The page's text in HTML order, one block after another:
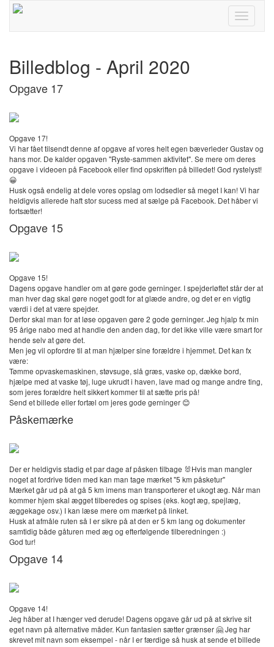
Toggle
Billedblog - April 2020
Opgave 17
Opgave 17!
Vi har fået tilsendt denne af opgave af vores helt egen bæverleder Gustav og
hans mor. De kalder opgaven "Ryste-sammen aktivitet". Se mere om deres
opgave i videoen på Facebook eller find opskriften på billedet! God rystelyst!
😀
Husk også endelig at dele vores opslag om lodsedler så meget I kan! Vi har
heldigvis allerede haft stor sucess med at sælge på Facebook. Det håber vi
fortsætter!
Opgave 15
Opgave 15!
Dagens opgave handler om at gøre gode gerninger. I spejderløftet står der at
man hver dag skal gøre noget godt for at glæde andre, og det er en vigtig
værdi i det at være spejder.
Derfor skal man for at løse opgaven gøre 2 gode gerninger. Jeg hjalp fx min
95 årige nabo med at handle den anden dag, for det ikke ville være smart for
hende selv at gøre det.
Men jeg vil opfordre til at man hjælper sine forældre i hjemmet. Det kan fx
være:
Tømme opvaskemaskinen, støvsuge, slå græs, vaske op, dække bord,
hjælpe med at vaske tøj, luge ukrudt i haven, lave mad og mange andre ting,
som jeres forældre helt sikkert kommer til at sætte pris på!
Send et billede eller fortæl om jeres gode gerninger 😊
Påskemærke
Der er heldigvis stadig et par dage af påsken tilbage 🐰Hvis man mangler
noget at fordrive tiden med kan man tage mærket "5 km påsketur"
Mærket går ud på at gå 5 km imens man transporterer et ukogt æg. Når man
kommer hjem skal ægget tilberedes og spises (eks. kogt æg, spejlæg,
æggekage osv.) I kan læse mere om mærket på linket.
Husk at afmåle ruten så I er sikre på at den er 5 km lang og dokumenter
samtidig både gåturen med æg og efterfølgende tilberedningen :)
God tur!
Opgave 14
Opgave 14!
Jeg håber at I hænger ved derude! Dagens opgave går ud på at skrive sit
eget navn på alternative måder. Kun fantasien sætter grænser 🤗 Jeg har
skrevet mit navn som eksempel - når I er færdige så husk at sende et billede